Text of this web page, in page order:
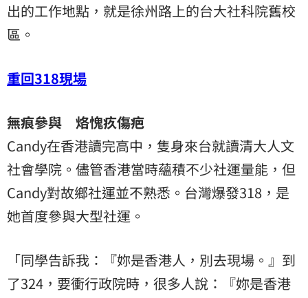
出的工作地點，就是徐州路上的台大社科院舊校
區。
重回318現場
無痕參與 烙愧疚傷疤
Candy在香港讀完高中，隻身來台就讀清大人文
社會學院。儘管香港當時蘊積不少社運量能，但
Candy對故鄉社運並不熟悉。台灣爆發318，是
她首度參與大型社運。
「同學告訴我：『妳是香港人，別去現場。』到
了324，要衝行政院時，很多人說：『妳是香港